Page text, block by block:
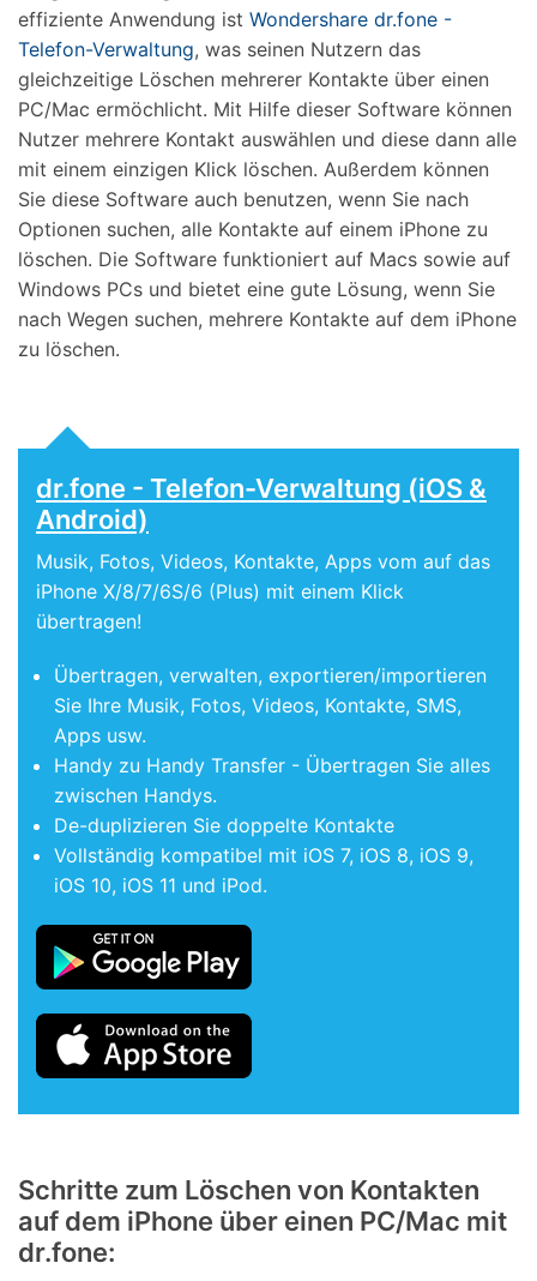
effiziente Anwendung ist Wondershare dr.fone -
Telefon-Verwaltung, was seinen Nutzern das
gleichzeitige Löschen mehrerer Kontakte über einen
PC/Mac ermöchlicht. Mit Hilfe dieser Software können
Nutzer mehrere Kontakt auswählen und diese dann alle
mit einem einzigen Klick löschen. Außerdem können
Sie diese Software auch benutzen, wenn Sie nach
Optionen suchen, alle Kontakte auf einem iPhone zu
löschen. Die Software funktioniert auf Macs sowie auf
Windows PCs und bietet eine gute Lösung, wenn Sie
nach Wegen suchen, mehrere Kontakte auf dem iPhone
zu löschen.
dr.fone - Telefon-Verwaltung (iOS &
Android)
Musik, Fotos, Videos, Kontakte, Apps vom auf das
iPhone X/8/7/6S/6 (Plus) mit einem Klick
übertragen!
Übertragen, verwalten, exportieren/importieren
Sie Ihre Musik, Fotos, Videos, Kontakte, SMS,
Apps usw.
Handy zu Handy Transfer - Übertragen Sie alles
zwischen Handys.
De-duplizieren Sie doppelte Kontakte
Vollständig kompatibel mit iOS 7, iOS 8, iOS 9,
iOS 10, iOS 11 und iPod.
Schritte zum Löschen von Kontakten
auf dem iPhone über einen PC/Mac mit
dr.fone: